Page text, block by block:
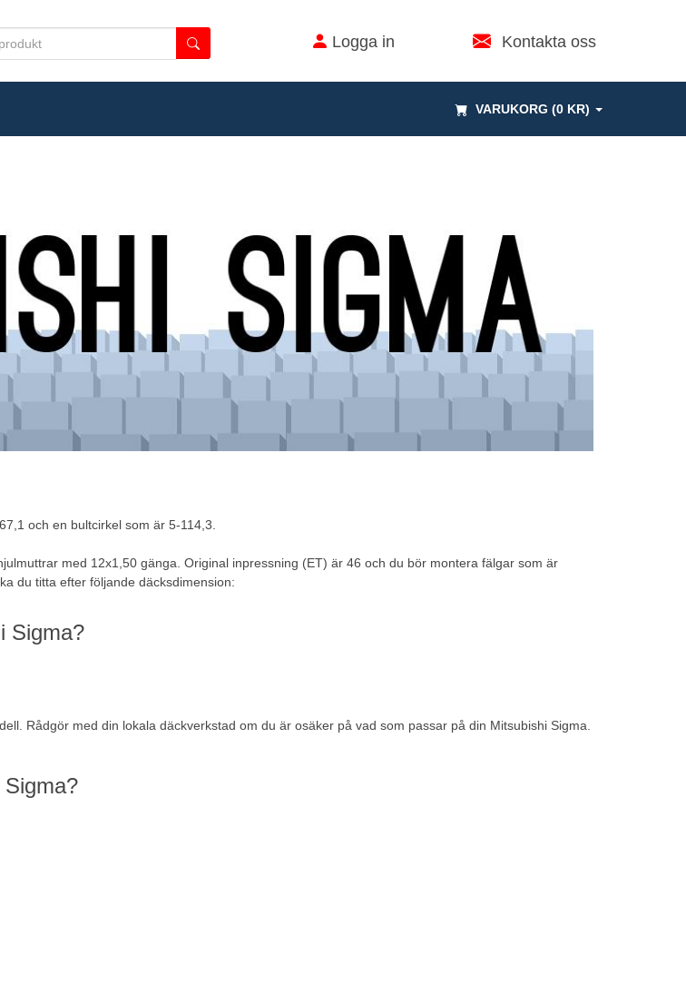
Logga in Kontakta oss
VARUKORG (0 KR)
och en bultcirkel som är 5-114,3.
med 12x1,50 gänga. Original inpressning (ET) är 46 och du bör montera fälgar som är
du titta efter följande däcksdimension:
Sigma?
Rådgör med din lokala däckverkstad om du är osäker på vad som passar på din Mitsubishi Sigma.